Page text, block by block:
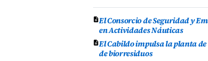
El Consorcio de Seguridad y
en Actividades Náuticas
El Cabildo impulsa la planta
de biorresiduos